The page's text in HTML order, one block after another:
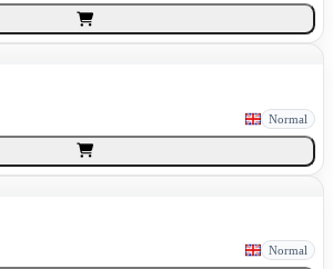
Normal
Normal